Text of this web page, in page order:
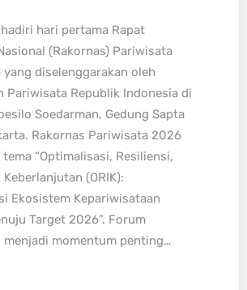
hari pertama Rapat
(Rakornas) Pariwisata
diselenggarakan oleh
Pariwisata Republik Indonesia di
Soedarman, Gedung Sapta
Rakornas Pariwisata 2026
“Optimalisasi, Resiliensi,
(ORIK):
Ekosistem Kepariwisataan
Target 2026”. Forum
momentum penting…